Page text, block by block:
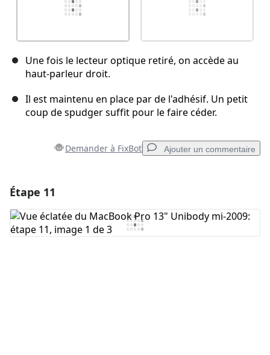
Une fois le lecteur optique retiré, on accède au
haut-parleur droit.
Il est maintenu en place par de l'adhésif. Un petit
coup de spudger suffit pour le faire céder.
Demander à FixBot Ajouter un commentaire
Ajouter un commentaire
Étape 11